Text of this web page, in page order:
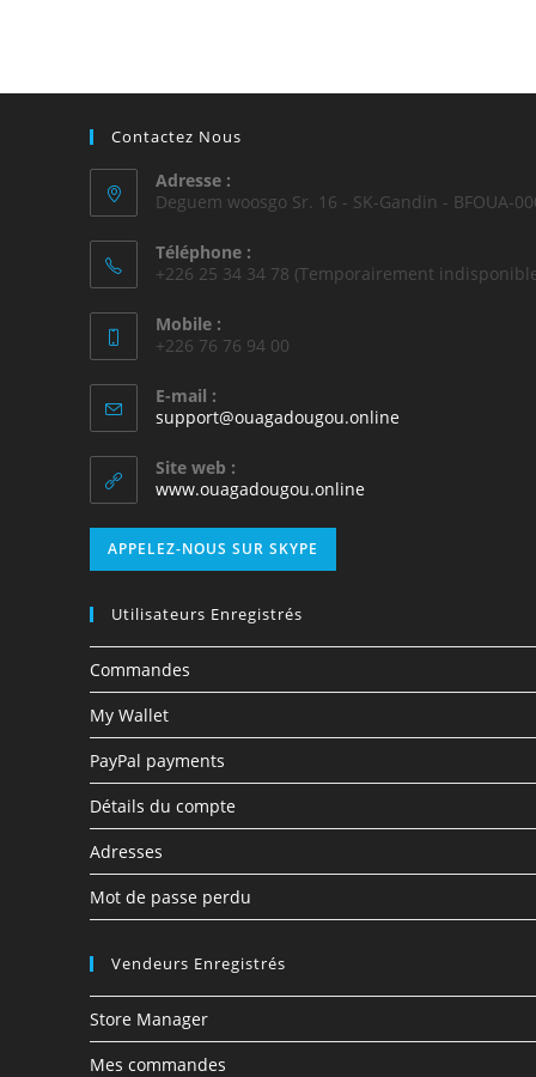
Contactez Nous
Adresse :
Deguem woosgo Sr. 16 - SK-Gandin - BFOUA-
Téléphone :
+226 25 34 34 78 (Temporairement
Mobile :
+226 76 76 94 00
E-mail :
support@ouagadougou.online
Site web :
www.ouagadougou.online
APPELEZ-NOUS SUR SKYPE
Utilisateurs Enregistrés
Commandes
My Wallet
PayPal payments
Détails du compte
Adresses
Mot de passe perdu
Vendeurs Enregistrés
Store Manager
Mes commandes